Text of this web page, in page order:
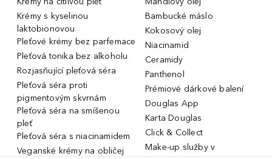
Krémy s kyselinou
laktobionovou
Pleťové krémy bez parfemace
Pleťová tonika bez alkoholu
Rozjasňující pleťová séra
Pleťová séra proti
pigmentovým skvrnám
Pleťová séra na smíšenou
pleť
Pleťová séra s niacinamidem
Veganské krémy na obličej
Bambucké máslo
Kokosový olej
Niacinamid
Ceramidy
Panthenol
Prémiové dárkové balení
Douglas App
Karta Douglas
Click & Collect
Make-up služby v